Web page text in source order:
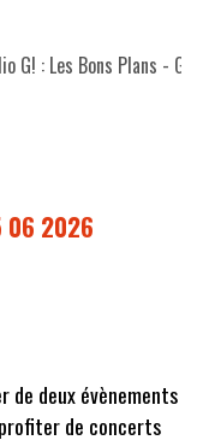
G! : Les Bons Plans -
06 2026
de deux évènements
de concerts